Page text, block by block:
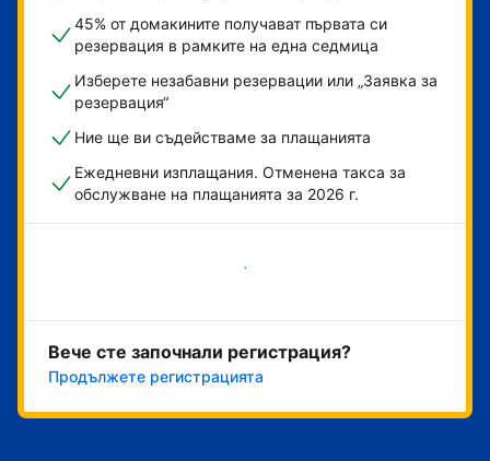
45% от домакините получават първата си
резервация в рамките на една седмица
Изберете незабавни резервации или „Заявка за
резервация“
Ние ще ви съдействаме за плащанията
Ежедневни изплащания. Отменена такса за
обслужване на плащанията за 2026 г.
Начало
Вече сте започнали регистрация?
Продължете регистрацията